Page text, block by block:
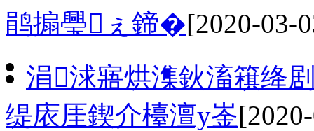
鹃搧璺ぇ鍗�[2020-03-
涓浗寤烘潗鈥滀簯绛
缇庡厓鍥介檯澶у崟